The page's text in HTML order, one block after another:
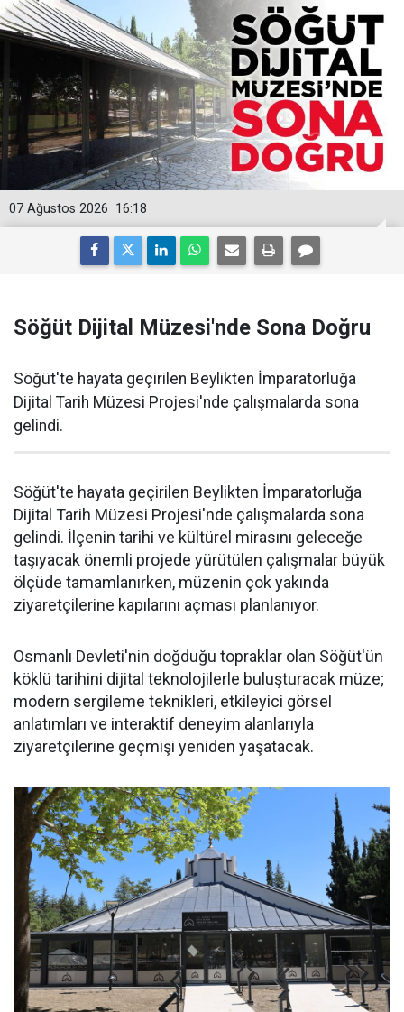
16:18
07 Ağustos 2026
Söğüt Dijital Müzesi'nde Sona Doğru
Söğüt'te hayata geçirilen Beylikten İmparatorluğa
Dijital Tarih Müzesi Projesi'nde çalışmalarda sona
gelindi.
Söğüt'te hayata geçirilen Beylikten İmparatorluğa
Dijital Tarih Müzesi Projesi'nde çalışmalarda sona
gelindi. İlçenin tarihi ve kültürel mirasını geleceğe
taşıyacak önemli projede yürütülen çalışmalar büyük
ölçüde tamamlanırken, müzenin çok yakında
ziyaretçilerine kapılarını açması planlanıyor.
Osmanlı Devleti'nin doğduğu topraklar olan Söğüt'ün
köklü tarihini dijital teknolojilerle buluşturacak müze;
modern sergileme teknikleri, etkileyici görsel
anlatımları ve interaktif deneyim alanlarıyla
ziyaretçilerine geçmişi yeniden yaşatacak.